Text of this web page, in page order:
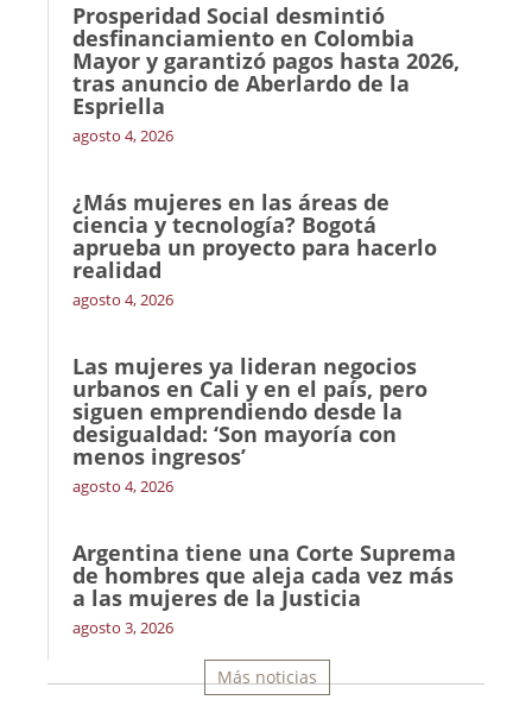
Prosperidad Social desmintió
desfinanciamiento en Colombia
Mayor y garantizó pagos hasta 2026,
tras anuncio de Aberlardo de la
Espriella
agosto 4, 2026
¿Más mujeres en las áreas de
ciencia y tecnología? Bogotá
aprueba un proyecto para hacerlo
realidad
agosto 4, 2026
Las mujeres ya lideran negocios
urbanos en Cali y en el país, pero
siguen emprendiendo desde la
desigualdad: ‘Son mayoría con
menos ingresos’
agosto 4, 2026
Argentina tiene una Corte Suprema
de hombres que aleja cada vez más
a las mujeres de la Justicia
agosto 3, 2026
Más noticias